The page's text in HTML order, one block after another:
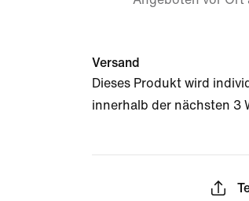
Versand
Dieses Produkt wird
innerhalb der nächsten 3